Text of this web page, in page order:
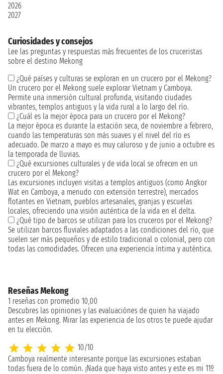
2026
2027
Curiosidades y consejos
Lee las preguntas y respuestas más frecuentes de los cruceristas
sobre el destino Mekong
¿Qué países y culturas se exploran en un crucero por el Mekong?
Un crucero por el Mekong suele explorar Vietnam y Camboya.
Permite una inmersión cultural profunda, visitando ciudades
vibrantes, templos antiguos y la vida rural a lo largo del río.
¿Cuál es la mejor época para un crucero por el Mekong?
La mejor época es durante la estación seca, de noviembre a febrero,
cuando las temperaturas son más suaves y el nivel del río es
adecuado. De marzo a mayo es muy caluroso y de junio a octubre es
la temporada de lluvias.
¿Qué excursiones culturales y de vida local se ofrecen en un
crucero por el Mekong?
Las excursiones incluyen visitas a templos antiguos (como Angkor
Wat en Camboya, a menudo con extensión terrestre), mercados
flotantes en Vietnam, pueblos artesanales, granjas y escuelas
locales, ofreciendo una visión auténtica de la vida en el delta.
¿Qué tipo de barcos se utilizan para los cruceros por el Mekong?
Se utilizan barcos fluviales adaptados a las condiciones del río, que
suelen ser más pequeños y de estilo tradicional o colonial, pero con
todas las comodidades. Ofrecen una experiencia íntima y auténtica.
Reseñas Mekong
1 reseñas con promedio 10,00
Descubres las opiniones y las evaluaciónes de quien ha viajado
antes en Mekong. Mirar las experiencia de los otros te puede ajudar
en tu elección.
10/10
Camboya realmente interesante porque las excursiones estaban
todas fuera de lo común. ¡Nada que haya visto antes y este es mi 11º